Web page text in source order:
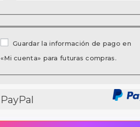
Guardar la información de pago en
«Mi cuenta» para futuras compras.
PayPal